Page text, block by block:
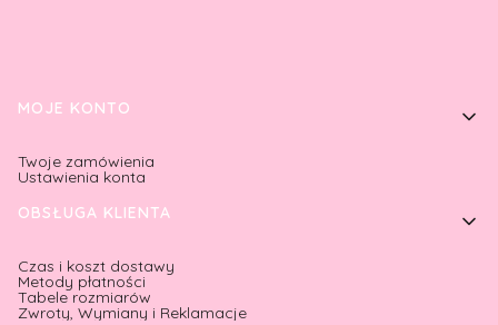
Linki w stopce
MOJE KONTO
Twoje zamówienia
Ustawienia konta
OBSŁUGA KLIENTA
Czas i koszt dostawy
Metody płatności
Tabele rozmiarów
Zwroty, Wymiany i Reklamacje